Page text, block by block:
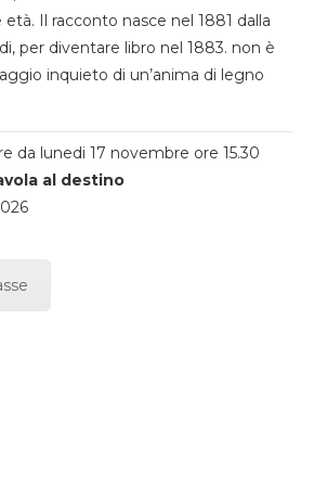
Il racconto nasce nel 1881 dalla
per diventare libro nel 1883. non è
inquieto di un’anima di legno
da lunedi 17 novembre ore 15.30
al destino